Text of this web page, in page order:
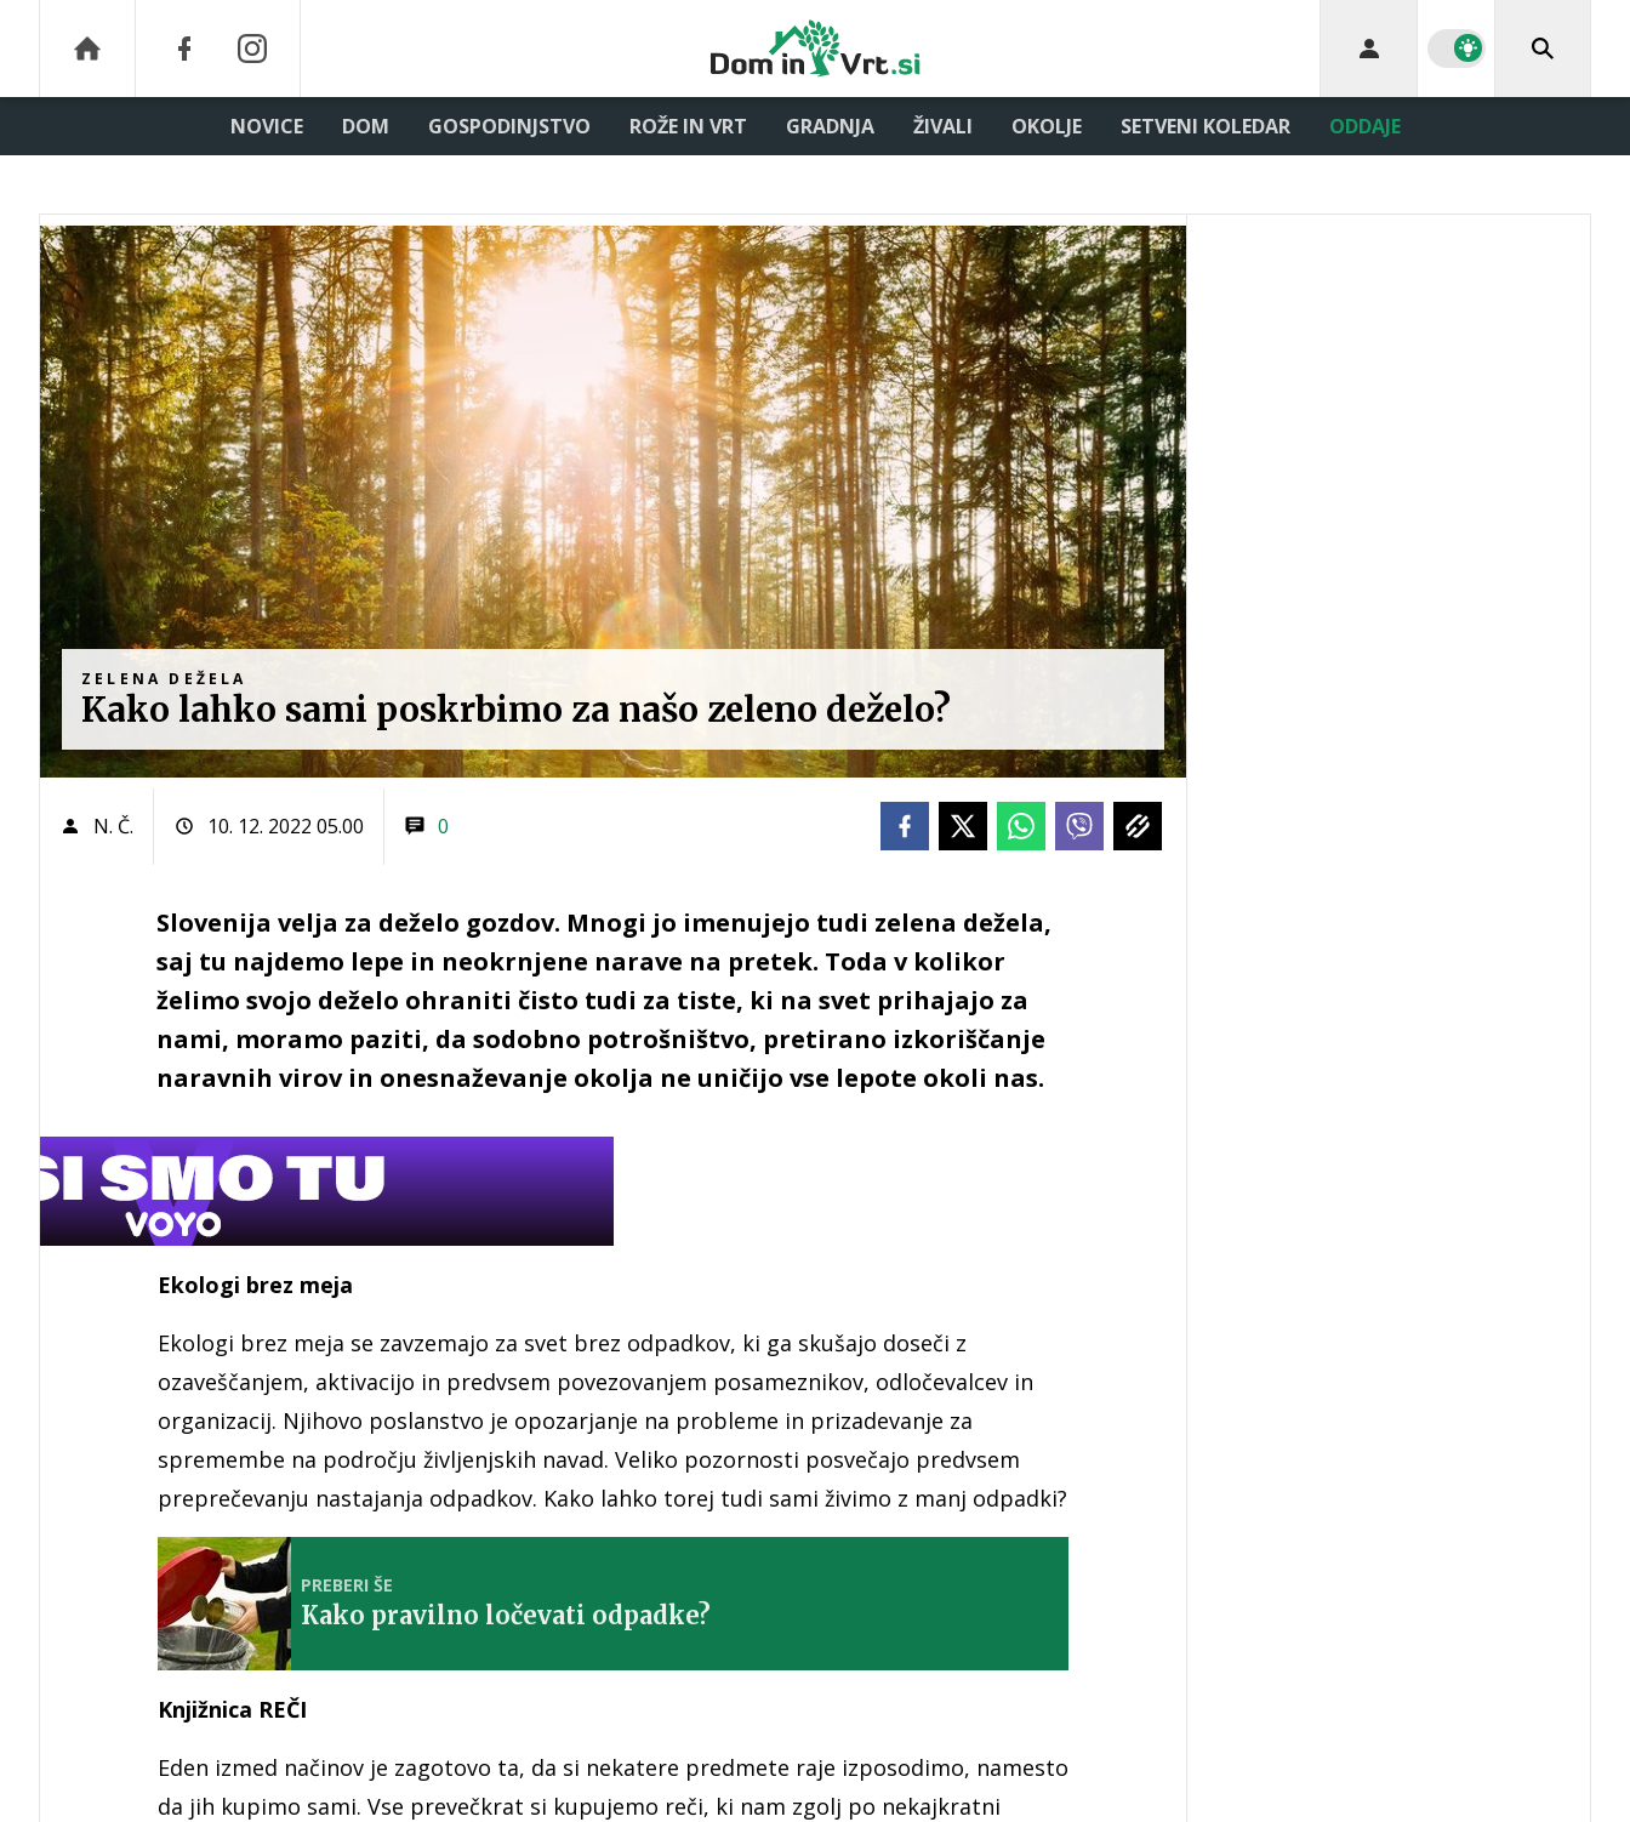
NOVICE DOM GOSPODINJSTVO ROŽE IN VRT GRADNJA ŽIVALI OKOLJE SETVENI KOLEDAR ODDAJE
ZELENA DEŽELA
Kako lahko sami poskrbimo za našo zeleno deželo?
N. Č. 10. 12. 2022 05.00 0
Slovenija velja za deželo gozdov. Mnogi jo imenujejo tudi zelena dežela,
saj tu najdemo lepe in neokrnjene narave na pretek. Toda v kolikor
želimo svojo deželo ohraniti čisto tudi za tiste, ki na svet prihajajo za
nami, moramo paziti, da sodobno potrošništvo, pretirano izkoriščanje
naravnih virov in onesnaževanje okolja ne uničijo vse lepote okoli nas.
Ekologi brez meja
Ekologi brez meja se zavzemajo za svet brez odpadkov, ki ga skušajo doseči z
ozaveščanjem, aktivacijo in predvsem povezovanjem posameznikov, odločevalcev in
organizacij. Njihovo poslanstvo je opozarjanje na probleme in prizadevanje za
spremembe na področju življenjskih navad. Veliko pozornosti posvečajo predvsem
preprečevanju nastajanja odpadkov. Kako lahko torej tudi sami živimo z manj odpadki?
PREBERI ŠE
Kako pravilno ločevati odpadke?
Knjižnica REČI
Eden izmed načinov je zagotovo ta, da si nekatere predmete raje izposodimo, namesto
da jih kupimo sami. Vse prevečkrat si kupujemo reči, ki nam zgolj po nekajkratni